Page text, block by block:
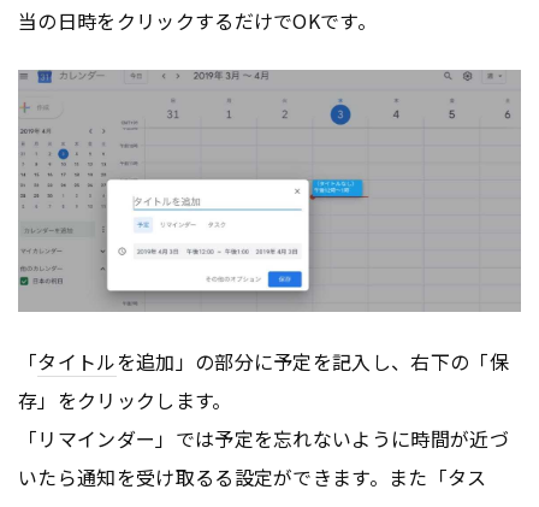
当の日時をクリックするだけでOKです。
「タイトルを追加」の部分に予定を記入し、右下の「保
存」をクリックします。
「リマインダー」では予定を忘れないように時間が近づ
いたら通知を受け取るる設定ができます。また「タス